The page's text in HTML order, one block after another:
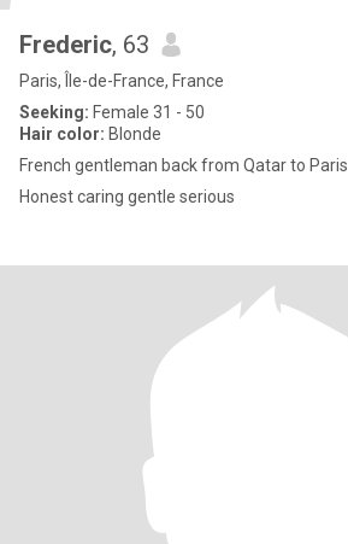
Frederic, 63
Paris, Île-de-France, France
Seeking: Female 31 - 50
Hair color: Blonde
French gentleman back from Qatar to Paris
Honest caring gentle serious